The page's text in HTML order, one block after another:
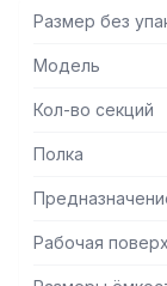
сливные трубы.
- Опорные
нержавеющей
нержавеющая
- Столешница
Размер без
Модель
Кол-во секций
Полка
Рабочая